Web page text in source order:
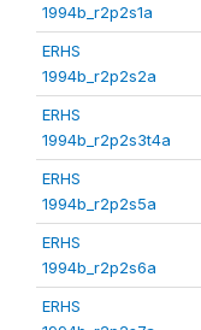
1994b_r2p2s1a
ERHS
1994b_r2p2s2a
ERHS
1994b_r2p2s3t4a
ERHS
1994b_r2p2s5a
ERHS
1994b_r2p2s6a
ERHS